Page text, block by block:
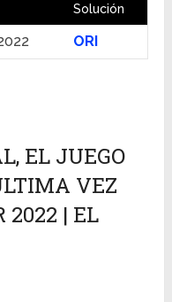
Solución
ORI
EL JUEGO
VEZ
2022 | EL